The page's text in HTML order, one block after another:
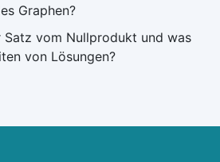
Graphen?
Satz vom Nullprodukt und was
von Lösungen?